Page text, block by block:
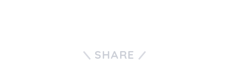
SHARE